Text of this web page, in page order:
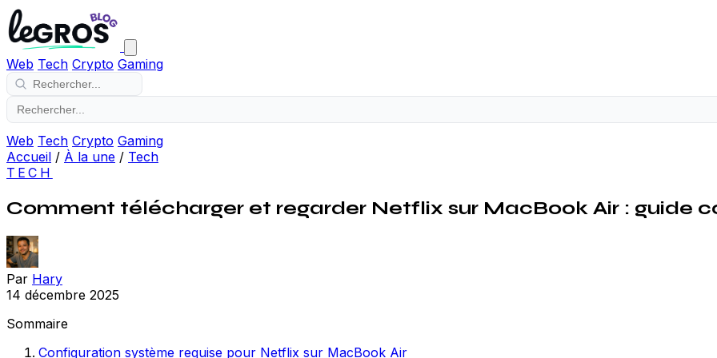
Web Tech Crypto Gaming
Web Tech Crypto Gaming
Accueil / À la une / Tech
TECH
Comment télécharger et regarder Netflix sur MacBook Air : guide
Par Hary
14 décembre 2025
Sommaire
Configuration système requise pour Netflix sur MacBook Air